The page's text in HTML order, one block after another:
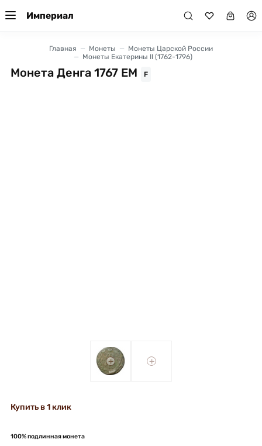
Империал
Главная Монеты
Монеты Царской России
Монеты Екатерины II (1762-1796)
Монета Денга 1767 ЕМ F
+ +
Купить в 1 клик
100% подлинная монета